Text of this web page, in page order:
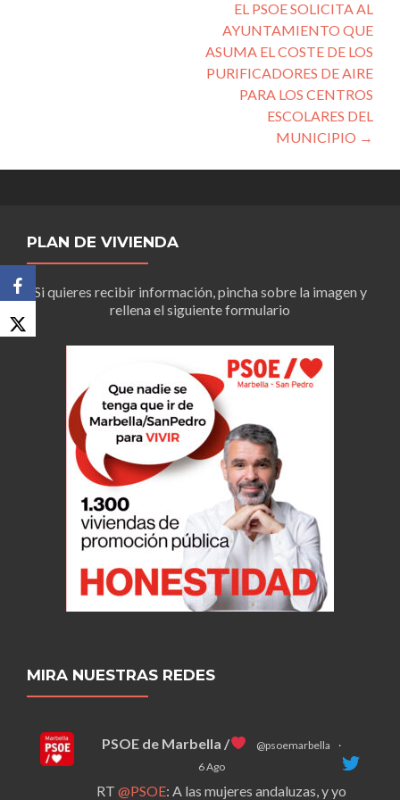
EL PSOE SOLICITA AL
AYUNTAMIENTO QUE
ASUMA EL COSTE DE LOS
PURIFICADORES DE AIRE
PARA LOS CENTROS
ESCOLARES DEL
MUNICIPIO →
PLAN DE VIVIENDA
Si quieres recibir información, pincha sobre la imagen y
rellena el siguiente formulario
MIRA NUESTRAS REDES
PSOE de Marbella / @psoemarbella
·
6 Ago
RT @PSOE: A las mujeres andaluzas, y yo